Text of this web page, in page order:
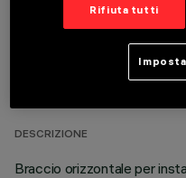
DATI TECNICI
DESCRIZIONE
Braccio orizzontale per
Rifiuta tutti